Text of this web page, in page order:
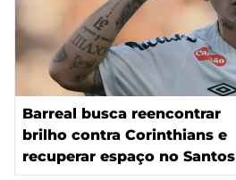
Barreal busca reencontrar
brilho contra Corinthians e
recuperar espaço no Santos